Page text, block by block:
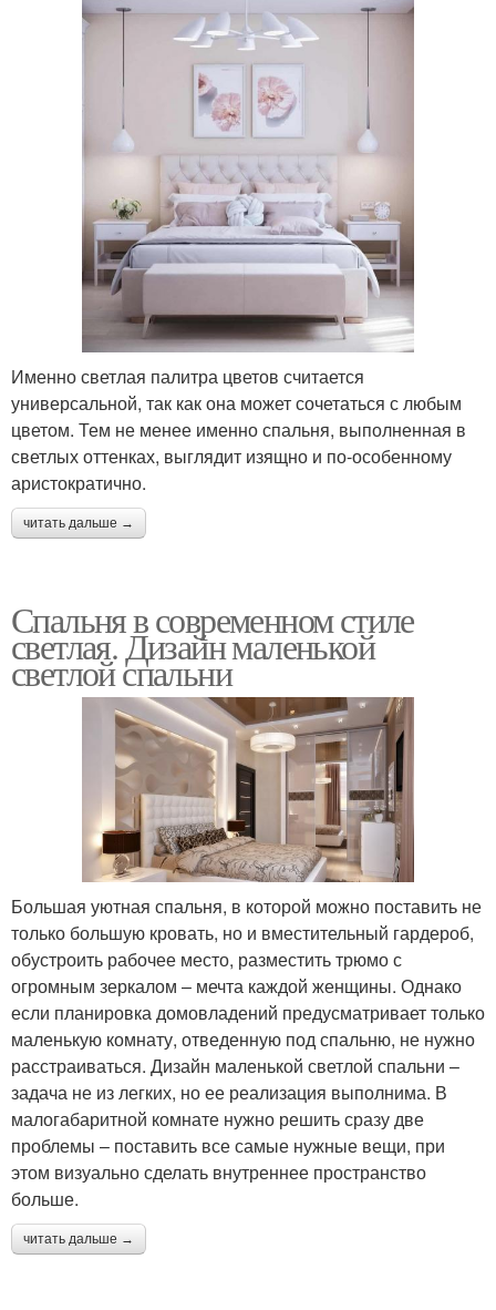
Именно светлая палитра цветов считается
универсальной, так как она может сочетаться с любым
цветом. Тем не менее именно спальня, выполненная в
светлых оттенках, выглядит изящно и по-особенному
аристократично.
читать дальше →
Спальня в современном стиле
светлая. Дизайн маленькой
светлой спальни
Большая уютная спальня, в которой можно поставить не
только большую кровать, но и вместительный гардероб,
обустроить рабочее место, разместить трюмо с
огромным зеркалом – мечта каждой женщины. Однако
если планировка домовладений предусматривает только
маленькую комнату, отведенную под спальню, не нужно
расстраиваться. Дизайн маленькой светлой спальни –
задача не из легких, но ее реализация выполнима. В
малогабаритной комнате нужно решить сразу две
проблемы – поставить все самые нужные вещи, при
этом визуально сделать внутреннее пространство
больше.
читать дальше →